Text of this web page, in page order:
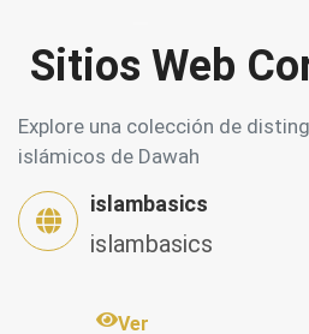
Sitios Web
Explore una colección de
islámicos de Dawah
islambasics
islambasics
Ver